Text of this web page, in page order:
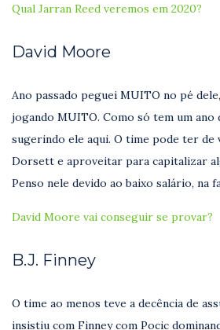
Qual Jarran Reed veremos em 2020?
David Moore
Ano passado peguei MUITO no pé
jogando MUITO. Como só tem um
sugerindo ele aqui. O time pode ter de
Dorsett e aproveitar para capitalizar
Penso nele devido ao baixo salário, na
David Moore vai conseguir se provar?
B.J. Finney
O time ao menos teve a decência de
insistiu com Finney com Pocic